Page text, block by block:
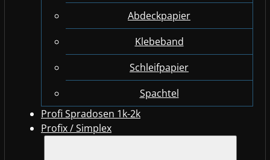
Abdeckpapier
Klebeband
Schleifpapier
Spachtel
Profi Spradosen 1k-2k
Profix / Simplex